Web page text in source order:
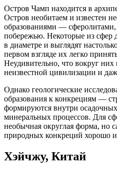
Остров Чамп находится в
Остров необитаем и известен
образованиями —
побережью. Некоторые из сфер
в диаметре и выглядят
первом взгляде их легко
Неудивительно, что вокруг них
неизвестной цивилизации и
Однако геологические
образования к конкрециям —
формируются внутри осадочных
минеральных процессов. Для
необычная округлая форма, но
природных конкреций хорошо
Хэйчжу, Китай